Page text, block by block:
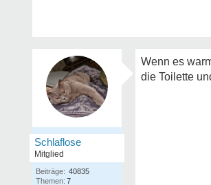
Schlaflose
Mitglied
Beiträge: 40835
Themen: 7
Wenn es
die Toilette